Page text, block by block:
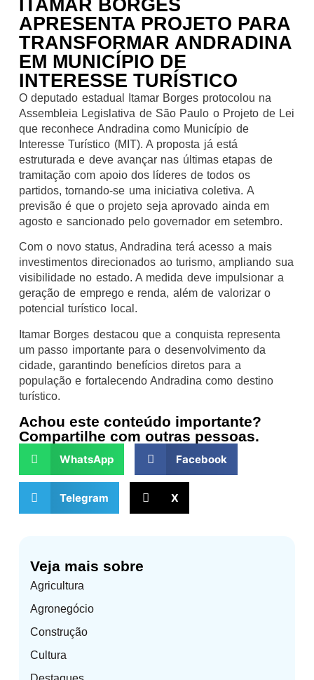
Veja mais sobre
Agricultura
Agronegócio
Construção
Cultura
ITAMAR BORGES
APRESENTA PROJETO PARA
TRANSFORMAR ANDRADINA
EM MUNICÍPIO DE
INTERESSE TURÍSTICO
O deputado estadual Itamar Borges protocolou na
Assembleia Legislativa de São Paulo o Projeto de Lei
que reconhece Andradina como Município de
Interesse Turístico (MIT). A proposta já está
estruturada e deve avançar nas últimas etapas de
tramitação com apoio dos líderes de todos os
partidos, tornando-se uma iniciativa coletiva. A
previsão é que o projeto seja aprovado ainda em
agosto e sancionado pelo governador em setembro.
Com o novo status, Andradina terá acesso a mais
investimentos direcionados ao turismo, ampliando sua
visibilidade no estado. A medida deve impulsionar a
geração de emprego e renda, além de valorizar o
potencial turístico local.
Itamar Borges destacou que a conquista representa
um passo importante para o desenvolvimento da
cidade, garantindo benefícios diretos para a
população e fortalecendo Andradina como destino
turístico.
Achou este conteúdo importante?
Compartilhe com outras pessoas.
WhatsApp Facebook
Telegram X